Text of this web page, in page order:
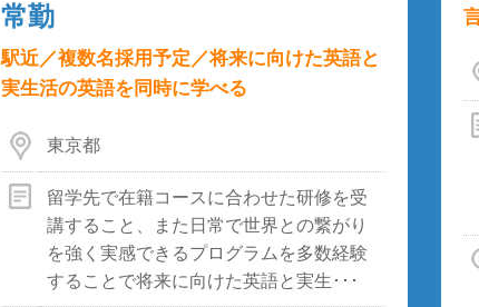
常勤
駅近／複数名採用予定／将来に向けた英語と
実生活の英語を同時に学べる
東京都
留学先で在籍コースに合わせた研修を受
講すること、また日常で世界との繋がり
を強く実感できるプログラムを多数経験
することで将来に向けた英語と実生･･･